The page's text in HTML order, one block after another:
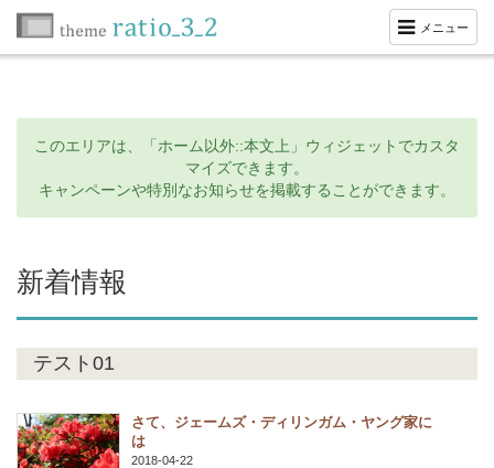
メニュー
このエリアは、「ホーム以外::本文上」ウィジェットでカスタ
マイズできます。
キャンペーンや特別なお知らせを掲載することができます。
新着情報
テスト01
さて、ジェームズ・ディリンガム・ヤング家に
は
2018-04-22